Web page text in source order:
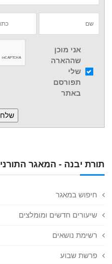
תורת יבנה - המאגר התורני
חיפוש במאגר
שיעורים חדשים ומומלצים
רשימת נושאים
פרשת שבוע
אני מוכן
שההארה
שלי
תפורסם
באתר